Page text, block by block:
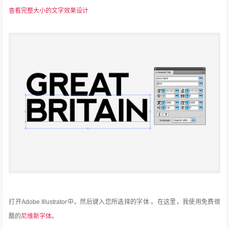
查看完整大小的文字效果设计
打开Adobe Illustrator中，然后键入您所选择的字体 。 在这里，我使用免费很
酷的尼维斯字体。